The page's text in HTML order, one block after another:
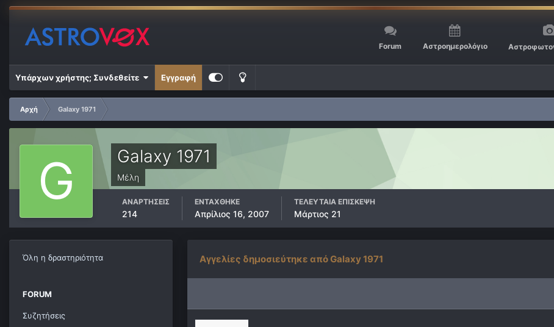
Forum Αστροημερολόγιο
Υπάρχων χρήστης; Συνδεθείτε Εγγραφή
Αρχή
Galaxy 1971
Galaxy 1971
Μέλη
ΑΝΑΡΤΉΣΕΙΣ
214
ΕΝΤΆΧΘΗΚΕ
Απρίλιος 16, 2007
ΤΕΛΕΥΤΑΊΑ ΕΠΊΣΚΕΨΗ
Μάρτιος 21
Όλη η δραστηριότητα
FORUM
Συζητήσεις
Αγγελίες δημοσιεύτηκε από Galaxy 1971